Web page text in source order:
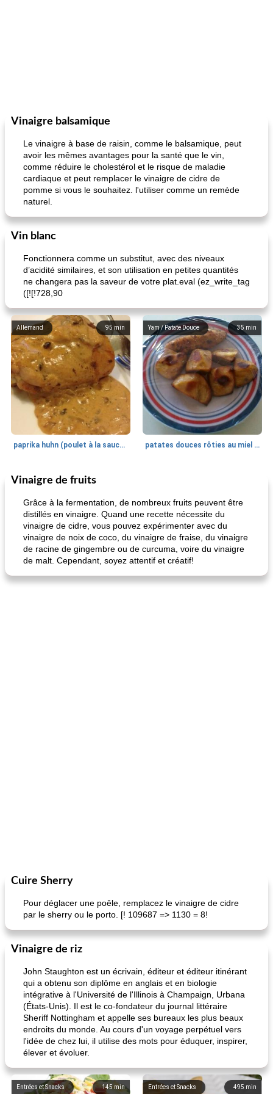
Vinaigre balsamique
Le vinaigre à base de raisin, comme le balsamique, peut
avoir les mêmes avantages pour la santé que le vin,
comme réduire le cholestérol et le risque de maladie
cardiaque et peut remplacer le vinaigre de cidre de
pomme si vous le souhaitez. l'utiliser comme un remède
naturel.
Vin blanc
Fonctionnera comme un substitut, avec des niveaux
d’acidité similaires, et son utilisation en petites quantités
ne changera pas la saveur de votre plat.eval (ez_write_tag
([![!728,90
95 min
Allemand
paprika huhn (poulet à la sauce paprika).
35 min
Yam / Patate Douce
patates douces rôties au miel / kumara
Petit déjeuner et brunch
Vinaigre de fruits
Grâce à la fermentation, de nombreux fruits peuvent être
distillés en vinaigre. Quand une recette nécessite du
vinaigre de cidre, vous pouvez expérimenter avec du
vinaigre de noix de coco, du vinaigre de fraise, du vinaigre
de racine de gingembre ou de curcuma, voire du vinaigre
de malt. Cependant, soyez attentif et créatif!
Cuire Sherry
Pour déglacer une poêle, remplacez le vinaigre de cidre
par le sherry ou le porto. [! 109687 => 1130 = 8!
Vinaigre de riz
John Staughton est un écrivain, éditeur et éditeur itinérant
qui a obtenu son diplôme en anglais et en biologie
intégrative à l'Université de l'Illinois à Champaign, Urbana
(États-Unis). Il est le co-fondateur du journal littéraire
Sheriff Nottingham et appelle ses bureaux les plus beaux
endroits du monde. Au cours d'un voyage perpétuel vers
l'idée de chez lui, il utilise des mots pour éduquer, inspirer,
élever et évoluer.
145 min
Entrées et Snacks 495 min
Entrées et Snacks